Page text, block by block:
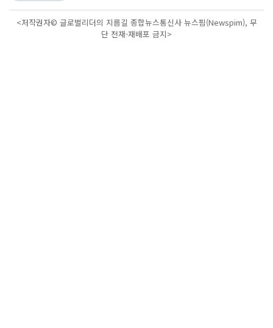
<저작권자© 글로벌리더의 지름길 종합뉴스통신사 뉴스핌(Newspim), 무
단 전재-재배포 금지>